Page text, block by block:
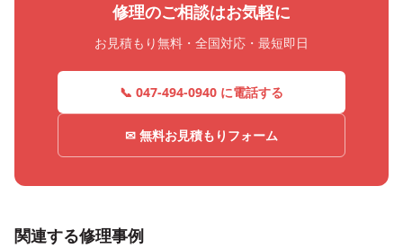
修理のご相談はお気軽に
お見積もり無料・全国対応・最短即日
📞 047-494-0940 に電話する
✉ 無料お見積もりフォーム
関連する修理事例